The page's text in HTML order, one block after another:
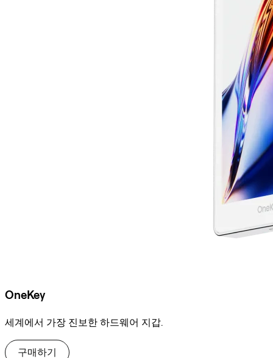
OneKey
세계에서 가장 진보한 하드웨어 지갑.
구매하기